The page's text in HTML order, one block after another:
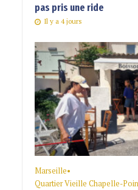
pas pris une ride
Il y a 4 jours
Marseille•
Quartier Vieille Chapelle-